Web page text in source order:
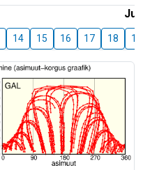
14 15 16 17 18 19